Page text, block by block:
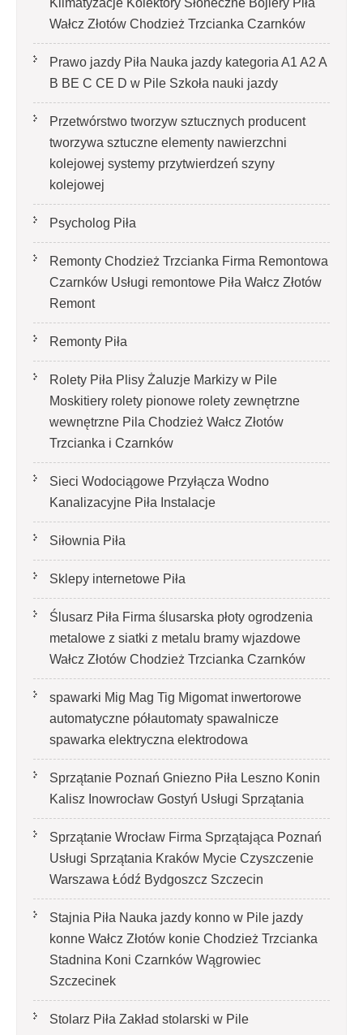
Klimatyzacje Kolektory Słoneczne Bojlery Piła
Wałcz Złotów Chodzież Trzcianka Czarnków
Prawo jazdy Piła Nauka jazdy kategoria A1 A2 A
B BE C CE D‎ w Pile Szkoła nauki jazdy
Przetwórstwo tworzyw sztucznych producent
tworzywa sztuczne elementy nawierzchni
kolejowej systemy przytwierdzeń szyny
kolejowej
Psycholog Piła
Remonty Chodzież Trzcianka Firma Remontowa
Czarnków Usługi remontowe Piła Wałcz Złotów
Remont
Remonty Piła
Rolety Piła Plisy Żaluzje Markizy w Pile
Moskitiery rolety pionowe rolety zewnętrzne
wewnętrzne Pila Chodzież Wałcz Złotów
Trzcianka i Czarnków
Sieci Wodociągowe Przyłącza Wodno
Kanalizacyjne Piła Instalacje
Siłownia Piła
Sklepy internetowe Piła
Ślusarz Piła Firma ślusarska płoty ogrodzenia
metalowe z siatki z metalu bramy wjazdowe
Wałcz Złotów Chodzież Trzcianka Czarnków
spawarki Mig Mag Tig Migomat inwertorowe
automatyczne półautomaty spawalnicze
spawarka elektryczna elektrodowa
Sprzątanie Poznań Gniezno Piła Leszno Konin
Kalisz Inowrocław Gostyń Usługi Sprzątania
Sprzątanie Wrocław Firma Sprzątająca Poznań
Usługi Sprzątania Kraków Mycie Czyszczenie
Warszawa Łódź Bydgoszcz Szczecin
Stajnia Piła Nauka jazdy konno w Pile jazdy
konne Wałcz Złotów konie Chodzież Trzcianka
Stadnina Koni Czarnków Wągrowiec
Szczecinek
Stolarz Piła Zakład stolarski w Pile